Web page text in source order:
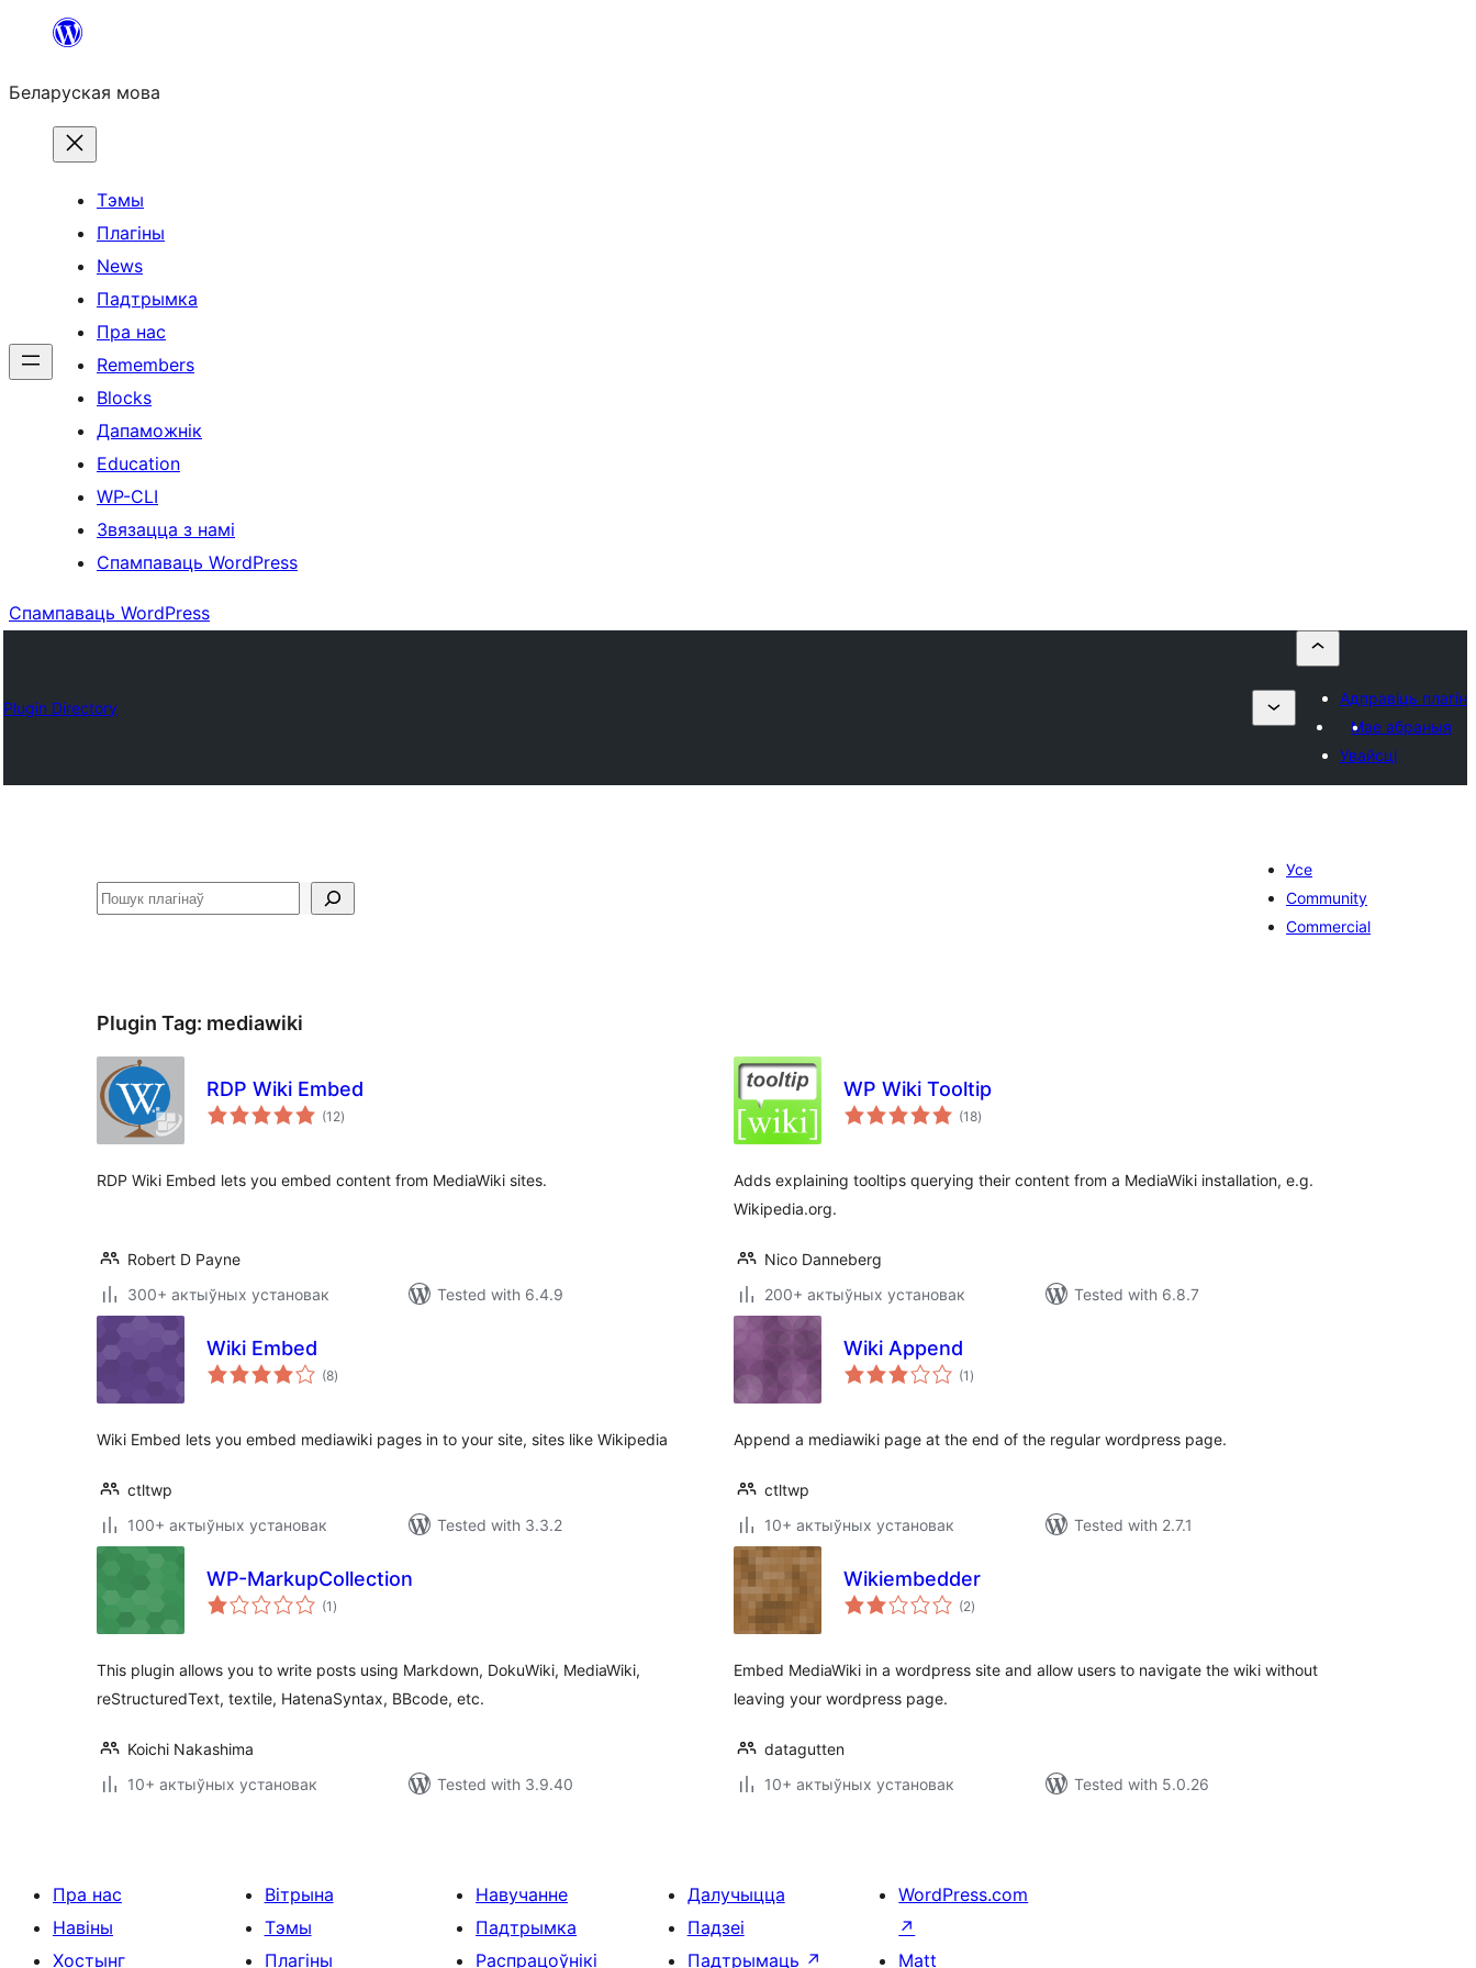
Перайсці
змесціва
Беларуская мова
Тэмы
Плагіны
News
Падтрымка
Пра нас
Remembers
Blocks
Дапаможнік
Education
WP-CLI
Звязацца з намі
Спампаваць WordPress
Спампаваць WordPress
Plugin Directory
Адправіць плагін
Мае абраныя
Увайсці
Пошук
Усе
Community
Commercial
Plugin Tag: mediawiki
RDP Wiki Embed
(12total
ratings
)
RDP Wiki Embed lets you embed content from MediaWiki sites.
Robert D Payne
300+ актыўных установак
Tested with 6.4.9
WP Wiki Tooltip
(18total
ratings
)
Adds explaining tooltips querying their content from a MediaWiki installation, e.g.
Wikipedia.org.
Nico Danneberg
200+ актыўных установак
Tested with 6.8.7
Wiki Embed
(8total
ratings
)
Wiki Embed lets you embed mediawiki pages in to your site, sites like Wikipedia
ctltwp
100+ актыўных установак
Tested with 3.3.2
Wiki Append
(1 total
ratings
)
Append a mediawiki page at the end of the regular wordpress page.
ctltwp
10+ актыўных установак
Tested with 2.7.1
WP-MarkupCollection
(1 total
ratings
)
This plugin allows you to write posts using Markdown, DokuWiki, MediaWiki,
reStructuredText, textile, HatenaSyntax, BBcode, etc.
Koichi Nakashima
10+ актыўных установак
Tested with 3.9.40
Wikiembedder
(2total
ratings
)
Embed MediaWiki in a wordpress site and allow users to navigate the wiki without
leaving your wordpress page.
datagutten
10+ актыўных установак
Tested with 5.0.26
Пра нас
Навіны
Хостынг
Вітрына
Тэмы
Плагіны
Навучанне
Падтрымка
Распрацоўнікі
Далучыцца
Падзеі
Падтрымаць ↗
WordPress.com
↗
Matt